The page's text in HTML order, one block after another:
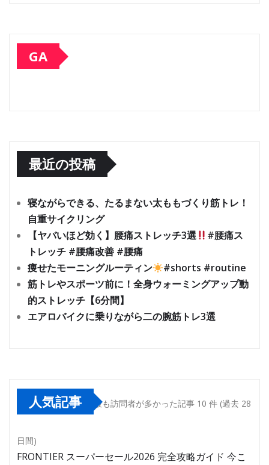
GA
最近の投稿
寝ながらできる、たるまない太ももづくり筋トレ！
自重サイクリング
【ヤバいほど効く】腰痛ストレッチ3選
#腰痛ス
トレッチ #腰痛改善 #腰痛
痩せたモーニングルーティン
#shorts #routine
筋トレやスポーツ前に！全身ウォーミングアップ動
的ストレッチ【6分間】
エアロバイクに乗りながら二の腕筋トレ3選
人気記事 最も訪問者が多かった記事 10 件 (過去 28
日間)
FRONTIER スーパーセール2026 完全攻略ガイド 今こ